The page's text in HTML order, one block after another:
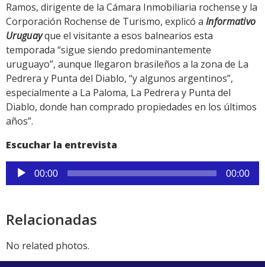
Ramos, dirigente de la Cámara Inmobiliaria rochense y la
Corporación Rochense de Turismo, explicó a Informativo
Uruguayque el visitante a esos balnearios esta
temporada “sigue siendo predominantemente
uruguayo”, aunque llegaron brasileños a la zona de La
Pedrera y Punta del Diablo, “y algunos argentinos”,
especialmente a La Paloma, La Pedrera y Punta del
Diablo, donde han comprado propiedades en los últimos
años”.
Escuchar la entrevista
Reproductor
de
00:00 00:00
Relacionadas
No related photos.